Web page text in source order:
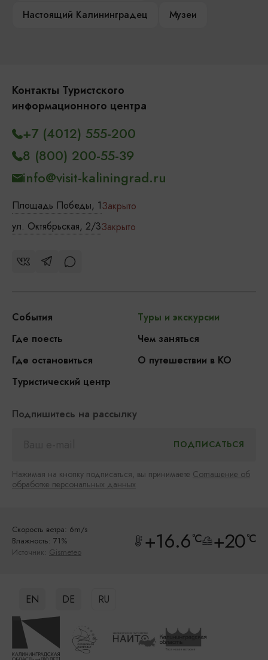
Настоящий Калининградец
Музеи
Контакты Туристского
информационного центра
Площадь Победы, 1Закрыто
ул. Октябрьская, 2/3Закрыто
+7 (4012) 555-200
8 (800) 200-55-39
info@visit-kaliningrad.ru
События
Туры и экскурсии
Где поесть
Чем заняться
Где остановиться
О путешествии в КО
Туристический центр
Подпишитесь на рассылку
Нажимая на кнопку подписаться, вы принимаете Соглашение об
обработке персональных данных
Скорость ветра: 6m/s
Влажность: 71%
Источник: Gismeteo +16.6°C +20°C
EN DE RU